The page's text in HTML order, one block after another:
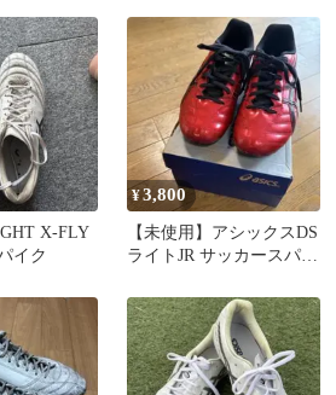
X-FLY
イク
¥3,800
【未使用】アシックスDS
ライトJR サッカースパイ